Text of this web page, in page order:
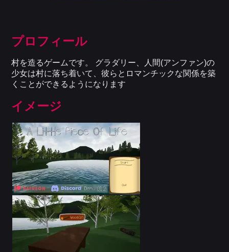
プロフィール
村を造るゲームです。 グラダリー、人間(アンファン)の
少女は村に落ち着いて、彼らとロマンチックな関係を築
くことができるようになります
イメージ